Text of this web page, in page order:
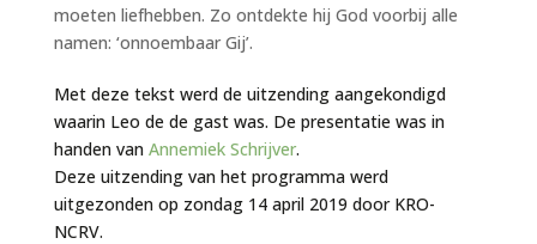
moeten liefhebben. Zo ontdekte hij God voorbij alle
namen: ‘onnoembaar Gij’.
Met deze tekst werd de uitzending aangekondigd
waarin Leo de de gast was. De presentatie was in
handen van Annemiek Schrijver.
Deze uitzending van het programma werd
uitgezonden op zondag 14 april 2019 door KRO-
NCRV.